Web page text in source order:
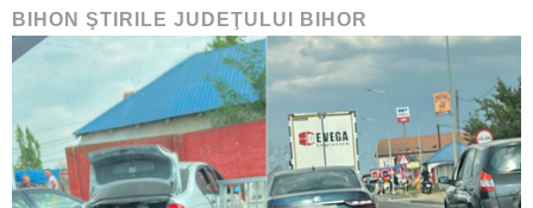
BIHON ŞTIRILE JUDEŢULUI BIHOR